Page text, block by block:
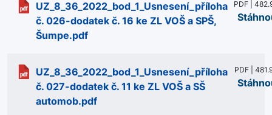
UZ_8_36_2022_bod_1_Usnesení_příloha
č. 026-dodatek č. 16 ke ZL VOŠ a SPŠ,
Šumpe.pdf
PDF |
UZ_8_36_2022_bod_1_Usnesení_příloha
č. 027-dodatek č. 11 ke ZL VOŠ a SŠ
automob.pdf
PDF |